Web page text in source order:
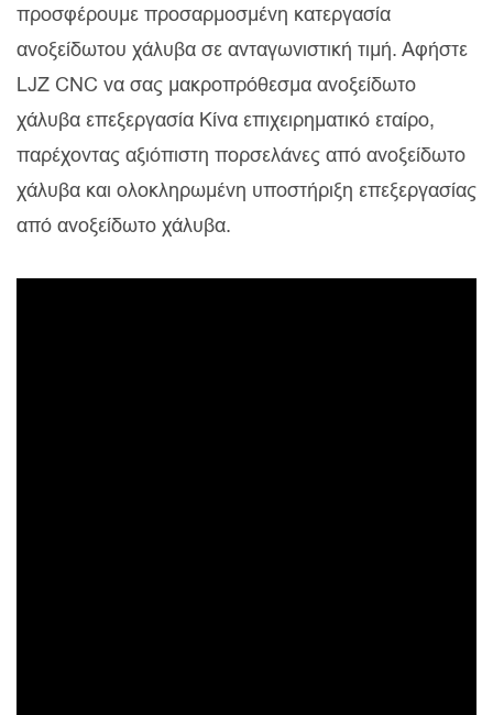
προσφέρουμε προσαρμοσμένη κατεργασία
ανοξείδωτου χάλυβα σε ανταγωνιστική τιμή. Αφήστε
LJZ CNC να σας μακροπρόθεσμα ανοξείδωτο
χάλυβα επεξεργασία Κίνα επιχειρηματικό εταίρο,
παρέχοντας αξιόπιστη πορσελάνες από ανοξείδωτο
χάλυβα και ολοκληρωμένη υποστήριξη επεξεργασίας
από ανοξείδωτο χάλυβα.